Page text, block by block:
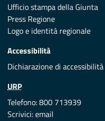
Ufficio stampa della Giunta
Press Regione
Logo e identità regionale
Accessibilità
Dichiarazione di accessibilità
URP
Telefono: 800 713939
Scrivici:email